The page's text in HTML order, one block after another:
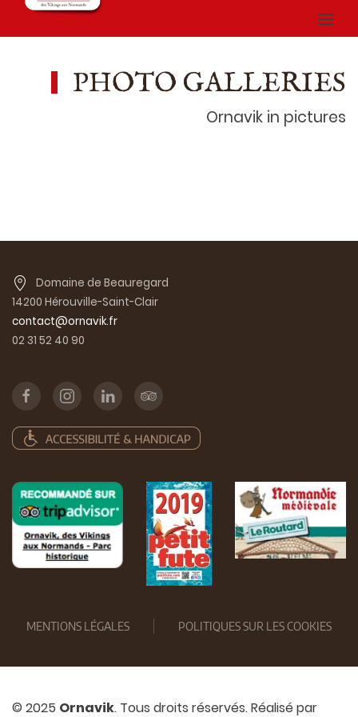
PHOTO GALLERIES
Ornavik in pictures
Domaine de Beauregard
14200 Hérouville-Saint-Clair
contact@ornavik.fr
02 31 52 40 90
MENTIONS LÉGALES POLITIQUES SUR LES COOKIES
© 2025 Ornavik. Tous droits réservés. Réalisé par